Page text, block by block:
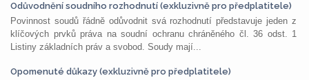
Odůvodnění soudního rozhodnutí (exkluzivně pro předplatitele)
Povinnost soudů řádně odůvodnit svá rozhodnutí představuje jeden z
klíčových prvků práva na soudní ochranu chráněného čl. 36 odst. 1
Listiny základních práv a svobod. Soudy mají...
Opomenuté důkazy (exkluzivně pro předplatitele)